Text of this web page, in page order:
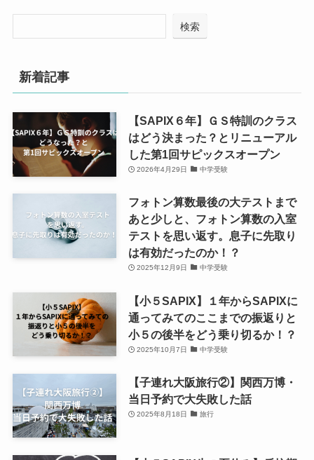
検索
新着記事
【SAPIX６年】ＧＳ特訓のクラス
はどう決まった？とリニューアル
した第1回サピックスオープン
2026年4月29日 中学受験
フォトン算数最後の大テストまで
あと少しと、フォトン算数の入室
テストを思い返す。息子に先取り
は有効だったのか！？
2025年12月9日 中学受験
【小５SAPIX】１年からSAPIXに
通ってみてのここまでの振返りと
小５の後半をどう乗り切るか！？
2025年10月7日 中学受験
【子連れ大阪旅行②】関西万博・
当日予約で大失敗した話
2025年8月18日 旅行